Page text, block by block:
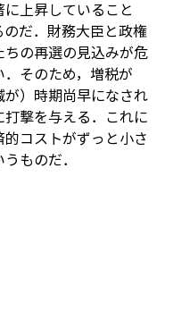
上昇していること
だ．財務大臣と政権
の再選の見込みが危
そのため，増税が
が）時期尚早になされ
撃を与える．これに
コストがずっと小さ
ものだ．